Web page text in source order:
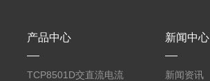
产品中心
TCP8501D交直流电流
新闻中心
新闻资讯